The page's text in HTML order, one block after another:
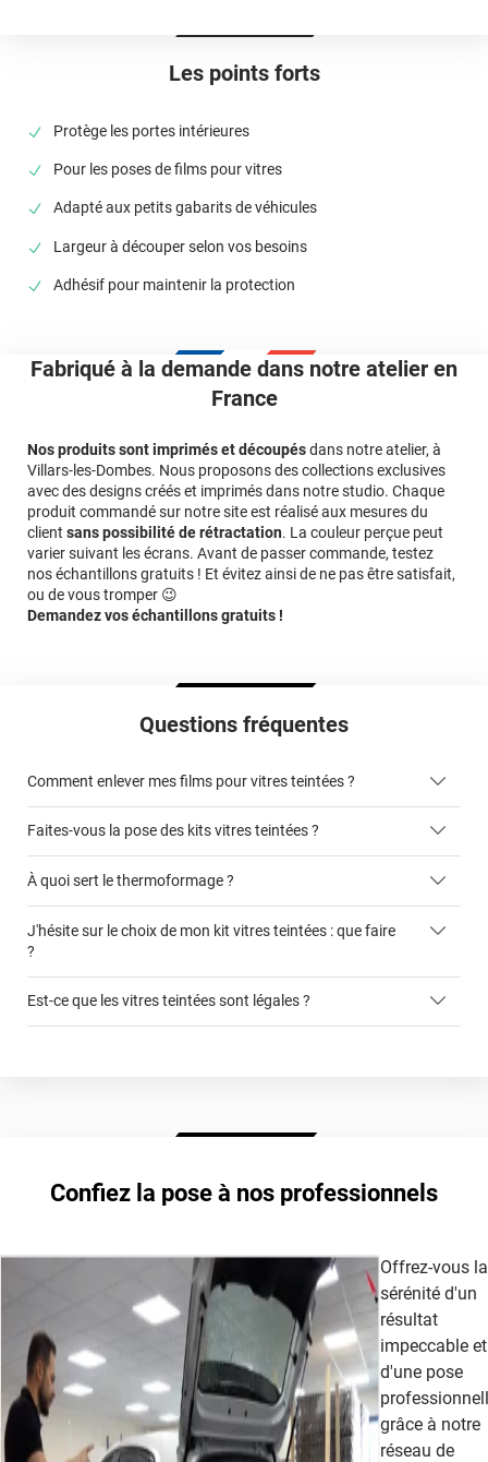
Les points forts
Protège les portes intérieures
Pour les poses de films pour vitres
Adapté aux petits gabarits de véhicules
Largeur à découper selon vos besoins
Adhésif pour maintenir la protection
Fabriqué à la demande dans notre atelier en
France
Nos produits sont imprimés et découpésdans notre atelier, à
Villars-les-Dombes. Nous proposons des collections exclusives
avec des designs créés et imprimés dans notre studio. Chaque
produit commandé sur notre site est réalisé aux mesures du
client sans possibilité de rétractation. La couleur perçue peut
varier suivant les écrans. Avant de passer commande, testez
nos échantillons gratuits ! Et évitez ainsi de ne pas être satisfait,
ou de vous tromper 😉
Demandez vos échantillons gratuits !
Questions fréquentes
Comment enlever mes films pour vitres teintées ?
ici
Faites-vous la pose des kits vitres teintées ?
kits vitres teintées
À quoi sert le thermoformage ?
faciliter la pose du film sur la vitre
J'hésite sur le choix de mon kit vitres teintées : que faire
?
Est-ce que les vitres teintées sont légales ?
Extrême Clair 70
Confiez la pose à nos professionnels
Offrez-vous la
sérénité d'un
résultat
impeccable et
d'une pose
grâce à notre
réseau de